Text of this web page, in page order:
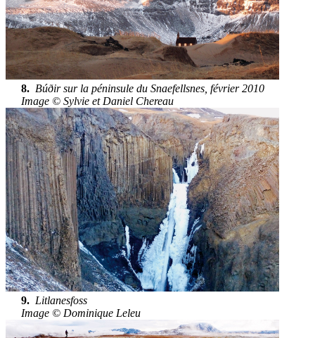
8. Búðir sur la péninsule du Snaefellsnes, février 2010
Image © Sylvie et Daniel Chereau
9. Litlanesfoss
Image © Dominique Leleu